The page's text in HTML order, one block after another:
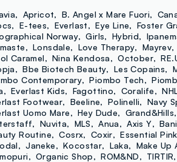
Apricot B. Angel x Mare Fuori
E-tees Everlast Eye Line Foster
Norway
Girls Hybrid
Lonsdale Love Therapy Mayrev
Caramel
Nina Kendosa October
Bbe Biotech Beauty Les Copains
Contemporary
Piombo Tech
Everlast Kids Fagottino Coralife
Footwear
Beeline Polinelli Navy
Uomo Mare
Hey Dude Grand&Hills
Nuvita MLS Anua Axis Y
Routine
Cosrx Coxir Essential Pink
Janeke Kocostar Laka Make Up
Organic Shop ROM&ND TIRTIR